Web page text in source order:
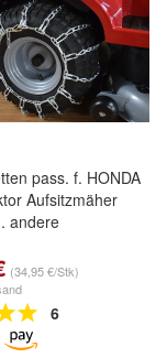
pass. f. HONDA
Aufsitzmäher
andere
(34,95 €/Stk)
6